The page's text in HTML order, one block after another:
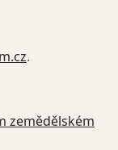
.
zemědělském